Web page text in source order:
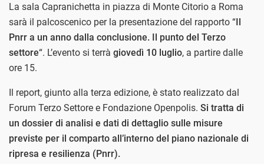
La sala Capranichetta in piazza di Monte Citorio a Roma
sarà il palcoscenico per la presentazione del rapporto “Il
Pnrr a un anno dalla conclusione. Il punto del Terzo
settore“. L’evento si terrà giovedì 10 luglio, a partire dalle
ore 15.
Il report, giunto alla terza edizione, è stato realizzato dal
Forum Terzo Settore e Fondazione Openpolis. Si tratta di
un dossier di analisi e dati di dettaglio sulle misure
previste per il comparto all’interno del piano nazionale di
ripresa e resilienza (Pnrr).